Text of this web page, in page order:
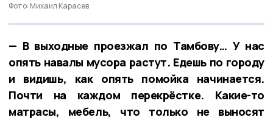
Фото: Михаил Карасев
— В выходные проезжал по Тамбову… У нас
опять навалы мусора растут. Едешь по городу
и видишь, как опять помойка начинается.
Почти на каждом перекрёстке. Какие-то
матрасы, мебель, что только не выносят